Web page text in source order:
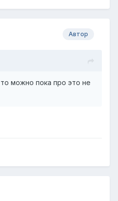
Автор
можно пока про это не